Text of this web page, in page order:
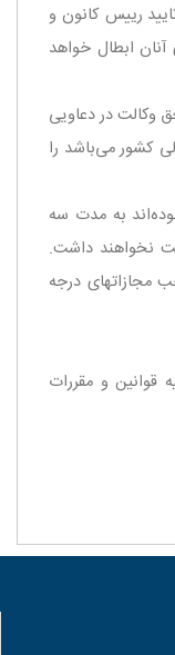
رییس كانون و
آنان ابطال خواهد
وكالت در دعاویی
كشور می‌باشد را
بوده‌اند به مدت سه
نخواهند داشت.
مجازاتهای درجه
قوانین و مقررات